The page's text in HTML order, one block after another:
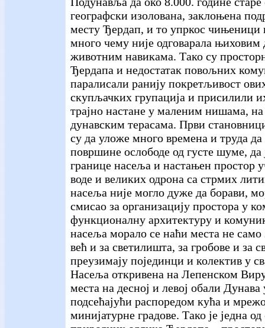
географски изолована, заклоњена
месту Ђердап, и то упркос чињеници
много чему није одговарала
животним навикама. Тако су
Ђердапа и недостатак повољних
паралисали ранију покретљивост
скупљачких групација и присилили
трајно настане у маленим нишама,
дунавским терасама. Први
су да уложе много времена и труда
површине ослободе од густе шуме, да
границе насеља и настањен простор
воде и великих одрона са стрмих
насеља није могло дуже да борави,
смисао за организацију простора у
функционалну архитектуру и
насеља морало се наћи места не само
већ и за светилишта, за гробове и за
преузимају појединци и колектив у
Насеља откривена на Лепенском
места на десној и левој обали
подсећајући распоредом кућа и
минијатурне градове. Тако је једна